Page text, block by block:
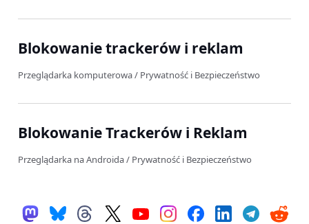
Blokowanie trackerów i reklam
Przeglądarka komputerowa/ Prywatność i Bezpieczeństwo
Blokowanie Trackerów i Reklam
Przeglądarka na Androida/ Prywatność i Bezpieczeństwo